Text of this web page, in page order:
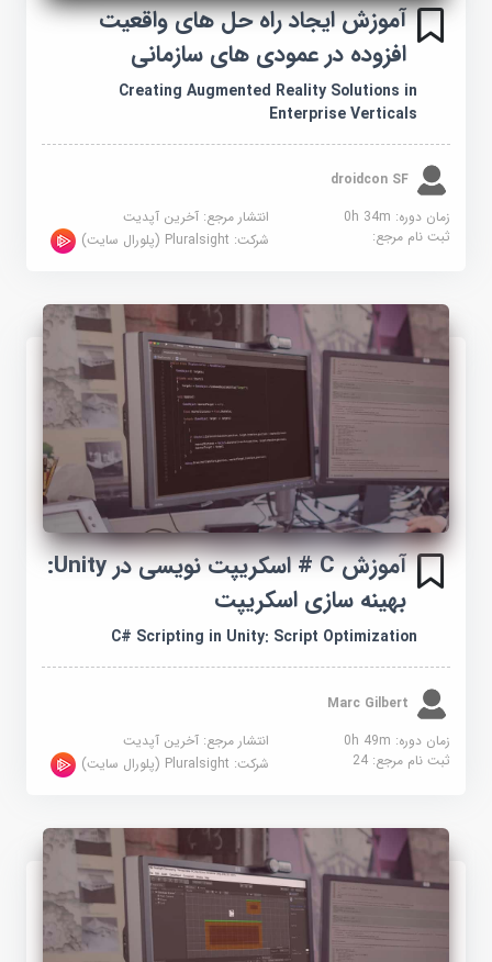
آموزش ایجاد راه حل های واقعیت
افزوده در عمودی های سازمانی
Creating Augmented Reality Solutions in
Enterprise Verticals
droidcon SF
زمان دوره: 0h 34m
انتشار مرجع:آخرین آپدیت
ثبت نام مرجع:
شرکت:Pluralsight (پلورال سایت)
آموزش C # اسکریپت نویسی در Unity:
بهینه سازی اسکریپت
C# Scripting in Unity: Script Optimization
Marc Gilbert
زمان دوره: 0h 49m
انتشار مرجع:آخرین آپدیت
ثبت نام مرجع:24 شرکت:Pluralsight (پلورال سایت)